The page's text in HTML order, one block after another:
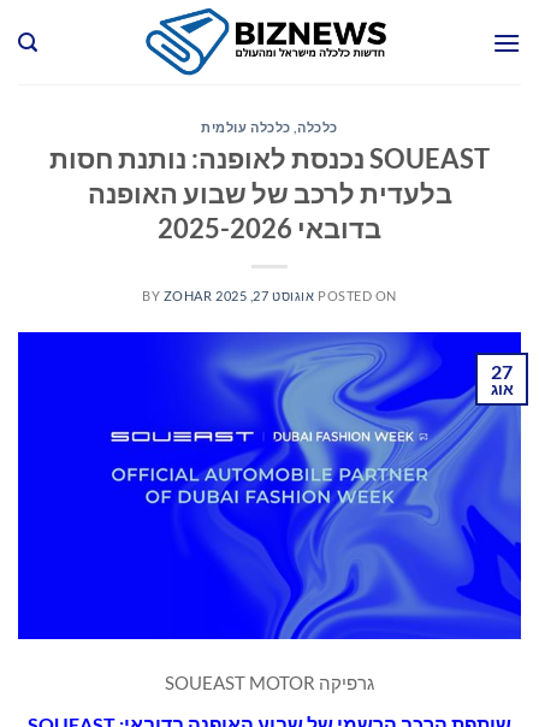
כלכלה, כלכלה עולמית
SOUEAST נכנסת לאופנה: נותנת חסות
בלעדית לרכב של שבוע האופנה
בדובאי 2025-2026
POSTED ON אוגוסט 27, 2025 BY ZOHAR
27
אוג
גרפיקה SOUEAST MOTOR